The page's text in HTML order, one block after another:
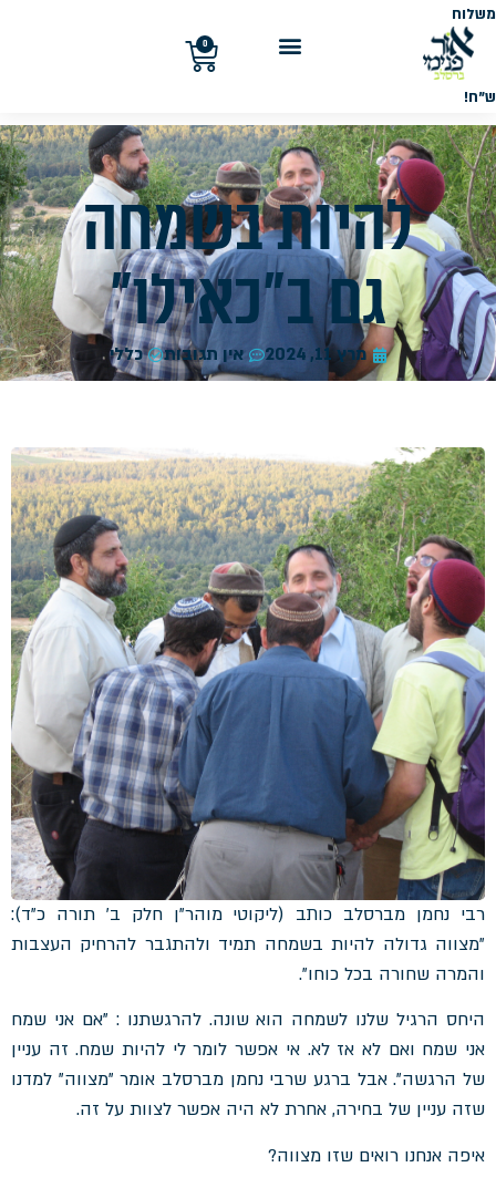
משלוח
חינם
בקנייה
מעל
ש"ח!
0
להיות בשמחה
גם ב"כאילו"
מרץ 11, 2024 אין תגובות כללי
רבי נחמן מברסלב כותב (ליקוטי מוהר"ן חלק ב' תורה כ"ד):
"מצווה גדולה להיות בשמחה תמיד ולהתגבר להרחיק העצבות
והמרה שחורה בכל כוחו".
היחס הרגיל שלנו לשמחה הוא שונה. להרגשתנו : "אם אני שמח
אני שמח ואם לא אז לא. אי אפשר לומר לי להיות שמח. זה עניין
של הרגשה". אבל ברגע שרבי נחמן מברסלב אומר "מצווה" למדנו
שזה עניין של בחירה, אחרת לא היה אפשר לצוות על זה.
איפה אנחנו רואים שזו מצווה?